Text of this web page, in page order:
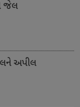
જેલ
અપીલ